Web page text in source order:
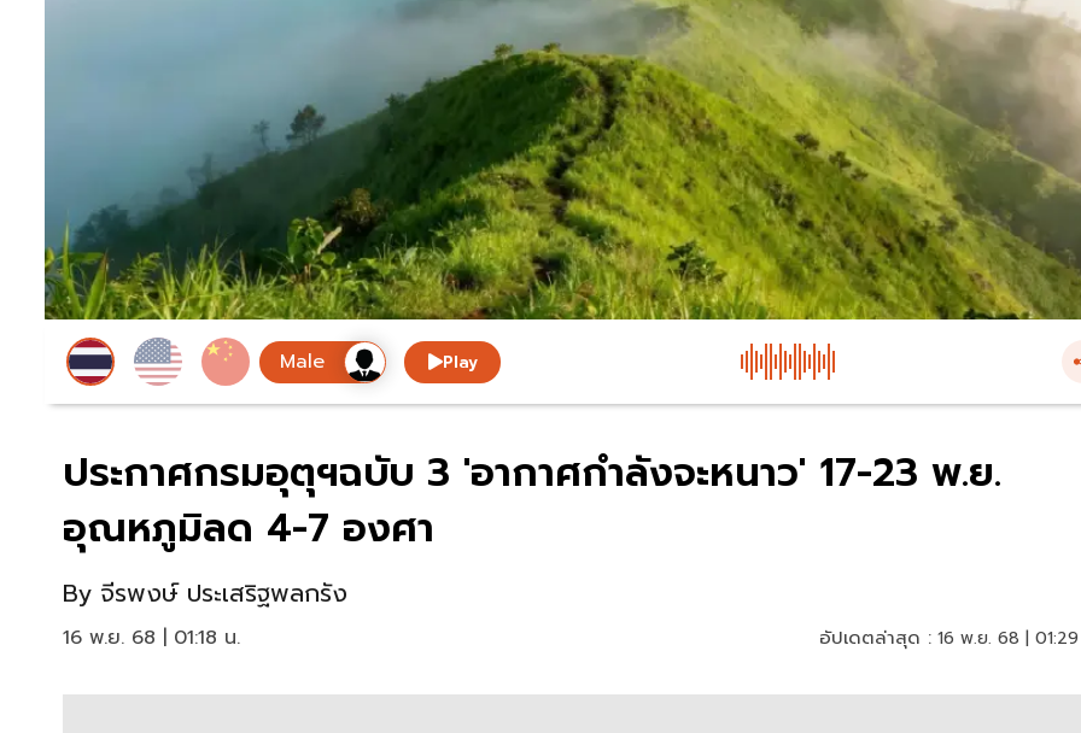
Play
ประกาศกรมอุตุฯฉบับ 3 'อากาศกำลังจะหนาว' 17-23 พ.ย.
อุณหภูมิลด 4-7 องศา
By จีรพงษ์ ประเสริฐพลกรัง
16 พ.ย. 68 | 01:18 น. อัปเดตล่าสุด : 16 พ.ย. 68 |